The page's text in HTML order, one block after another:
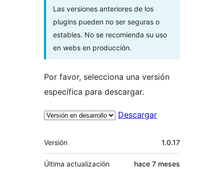
Las versiones anteriores de los
plugins pueden no ser seguras o
estables. No se recomienda su uso
en webs en producción.
Por favor, selecciona una versión
específica para descargar.
Descargar
Meta
Versión 1.0.17
Última actualización hace 7 meses